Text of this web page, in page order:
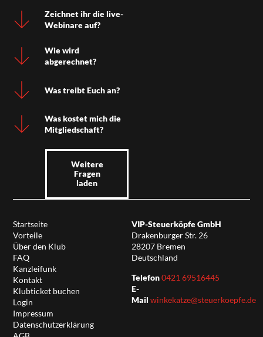
Zeichnet ihr die live-
Webinare auf?
Wie wird
abgerechnet?
Was treibt Euch an?
Was kostet mich die
Mitgliedschaft?
Weitere
Fragen
laden
Startseite
Vorteile
Über den Klub
FAQ
Kanzleifunk
Kontakt
Klubticket buchen
Login
Impressum
Datenschutzerklärung
VIP-Steuerköpfe GmbH
Drakenburger Str. 26
28207 Bremen
Deutschland
Telefon0421 69516445
E-
Mail winkekatze@steuerkoepfe.de